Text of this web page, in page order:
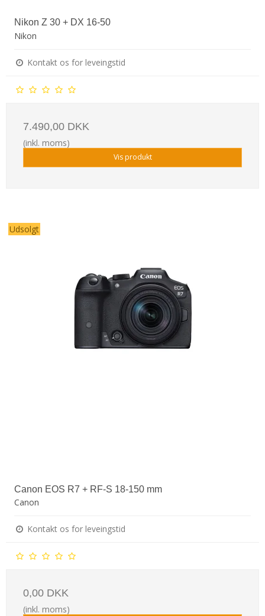
Nikon Z 30 + DX 16-50
Nikon
Kontakt os for leveingstid
7.490,00 DKK
(inkl. moms)
Vis produkt
Udsolgt
Canon EOS R7 + RF-S 18-150 mm
Canon
Kontakt os for leveingstid
0,00 DKK
(inkl. moms)